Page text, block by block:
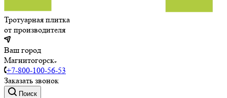
Тротуарная плитка
от производителя
Ваш город
Магнитогорск
+7-800-100-56-53
Заказать звонок
Поиск